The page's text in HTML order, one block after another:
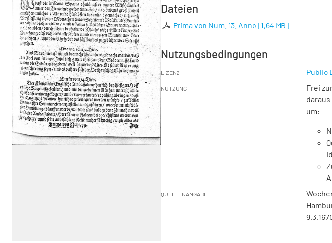
Dateien
Prima von Num. 13. Anno [1,64 MB]
Nutzungsbedingungen
LIZENZ Public
NUTZUNG
Frei
um:
QUELLENANGABE